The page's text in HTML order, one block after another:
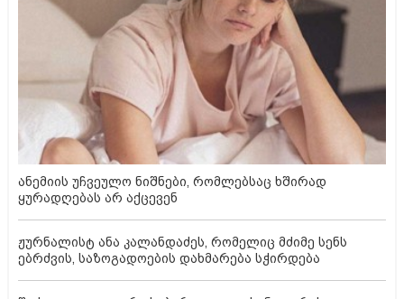
ანემიის უჩვეულო ნიშნები, რომლებსაც ხშირად
ყურადღებას არ აქცევენ
ჟურნალისტ ანა კალანდაძეს, რომელიც მძიმე სენს
ებრძვის, საზოგადოების დახმარება სჭირდება